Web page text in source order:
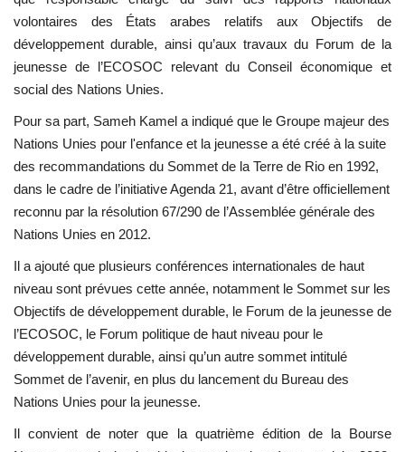
volontaires des États arabes relatifs auxObjectifs de
développement durable, ainsi qu’aux travaux du Forum de la
jeunesse de l’ECOSOC relevant duConseil économique et
social des Nations Unies.
Pour sa part, Sameh Kamel a indiqué que le Groupe majeur des
Nations Unies pour l'enfance et la jeunesse a été créé à la suite
des recommandations du Sommet de la Terre de Rio en 1992,
dans le cadre de l’initiativeAgenda 21, avant d’être officiellement
reconnu par la résolution 67/290 de l’Assemblée générale des
Nations Unies en 2012.
Il a ajouté que plusieurs conférences internationales de haut
niveau sont prévues cette année, notamment le Sommet sur les
Objectifs de développement durable, le Forum de la jeunesse de
l’ECOSOC, le Forum politique de haut niveau pour le
développement durable, ainsi qu’un autre sommet intitulé
Sommet de l’avenir, en plus du lancement du Bureau des
Nations Unies pour la jeunesse.
Il convient de noter que la quatrième édition de la Bourse